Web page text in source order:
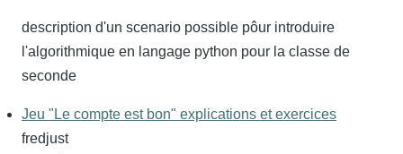
description d'un scenario possible pôur introduire
l'algorithmique en langage python pour la classe de
seconde
Jeu "Le compte est bon" explications et exercices
fredjust